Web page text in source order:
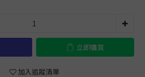
立即購買
加入追蹤清單